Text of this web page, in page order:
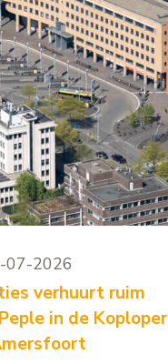
07-2026
verhuurt ruim
in de Koploper